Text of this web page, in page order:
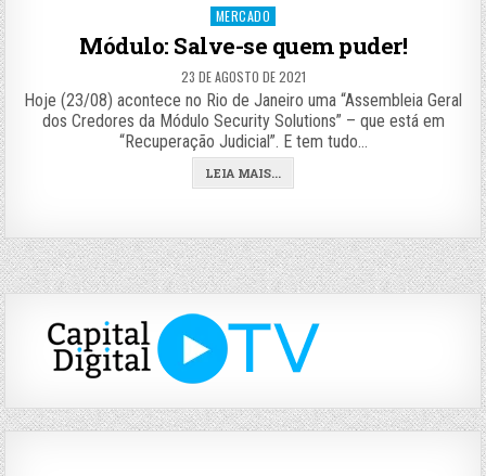
Posted
MERCADO
Módulo: Salve-se quem puder!
23 DE AGOSTO DE 2021
Hoje (23/08) acontece no Rio de Janeiro uma “Assembleia Geral
dos Credores da Módulo Security Solutions” – que está em
“Recuperação Judicial”. E tem tudo…
LEIA MAIS...